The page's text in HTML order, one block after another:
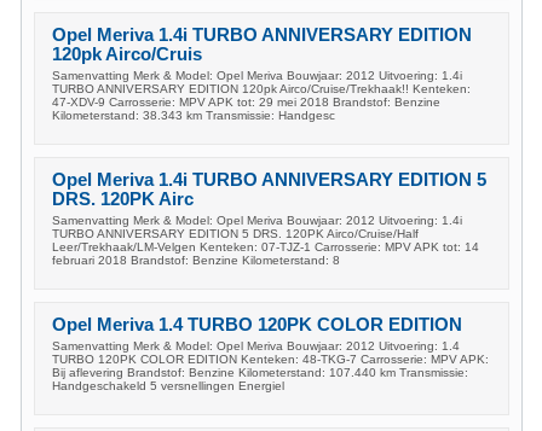
Opel Meriva 1.4i TURBO ANNIVERSARY EDITION
120pk Airco/Cruis
Samenvatting Merk & Model: Opel Meriva Bouwjaar: 2012 Uitvoering: 1.4i
TURBO ANNIVERSARY EDITION 120pk Airco/Cruise/Trekhaak!! Kenteken:
47-XDV-9 Carrosserie: MPV APK tot: 29 mei 2018 Brandstof: Benzine
Kilometerstand: 38.343 km Transmissie: Handgesc
Opel Meriva 1.4i TURBO ANNIVERSARY EDITION 5
DRS. 120PK Airc
Samenvatting Merk & Model: Opel Meriva Bouwjaar: 2012 Uitvoering: 1.4i
TURBO ANNIVERSARY EDITION 5 DRS. 120PK Airco/Cruise/Half
Leer/Trekhaak/LM-Velgen Kenteken: 07-TJZ-1 Carrosserie: MPV APK tot: 14
februari 2018 Brandstof: Benzine Kilometerstand: 8
Opel Meriva 1.4 TURBO 120PK COLOR EDITION
Samenvatting Merk & Model: Opel Meriva Bouwjaar: 2012 Uitvoering: 1.4
TURBO 120PK COLOR EDITION Kenteken: 48-TKG-7 Carrosserie: MPV APK:
Bij aflevering Brandstof: Benzine Kilometerstand: 107.440 km Transmissie:
Handgeschakeld 5 versnellingen Energiel